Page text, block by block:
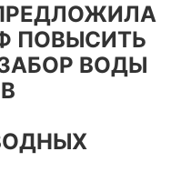
ПОВЫСИТЬ
ВОДЫ